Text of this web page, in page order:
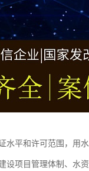
水平和许可范围，用
设项目管理体制、水